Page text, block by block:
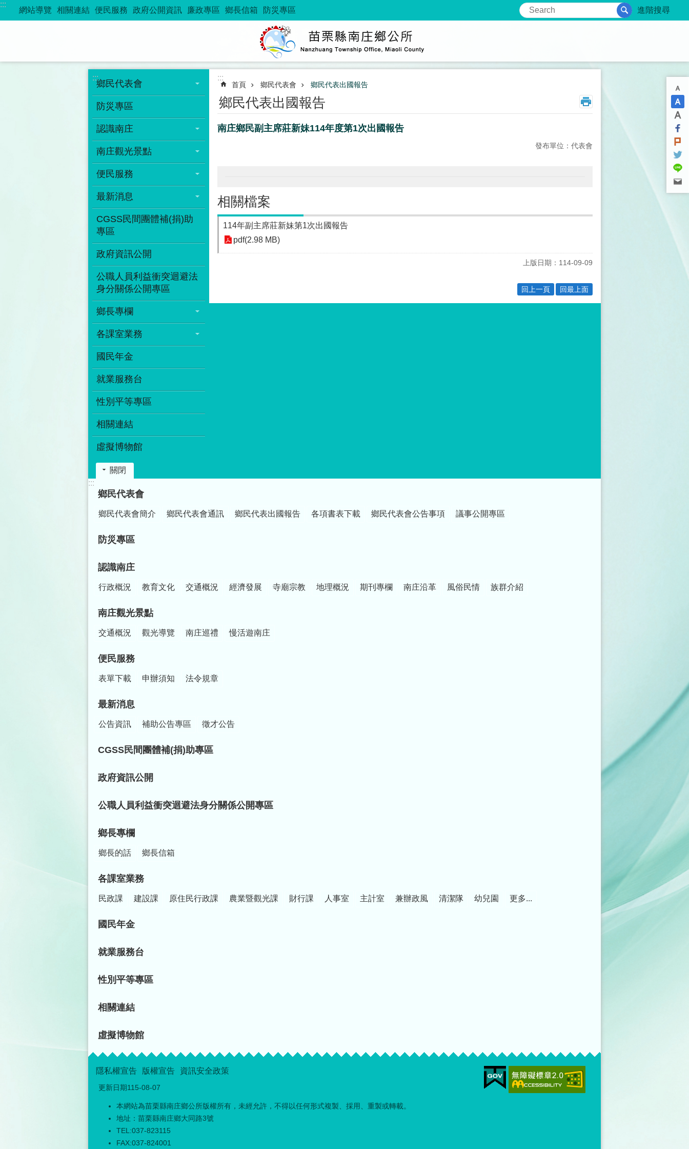
跳到主要內容區塊
:::
網站導覽 相關連結 便民服務 政府公開資訊 廉政專區 鄉長信箱 防災專區 進階搜尋
:::
鄉民代表會
防災專區
認識南庄
南庄觀光景點
便民服務
最新消息
CGSS民間團體補(捐)助
專區
政府資訊公開
公職人員利益衝突迴避法
身分關係公開專區
鄉長專欄
各課室業務
國民年金
就業服務台
性別平等專區
相關連結
虛擬博物館
:::
首頁 鄉民代表會 鄉民代表出國報告
鄉民代表出國報告
南庄鄉民副主席莊新妹114年度第1次出國報告
發布單位：代表會
相關檔案
114年副主席莊新妹第1次出國報告
pdf(2.98 MB)
上版日期：114-09-09
回上一頁 回最上面
關閉
:::
鄉民代表會
鄉民代表會簡介 鄉民代表會通訊 鄉民代表出國報告 各項書表下載 鄉民代表會公告事項 議事公開專區
防災專區
認識南庄
行政概況 教育文化 交通概況 經濟發展 寺廟宗教 地理概況 期刊專欄 南庄沿革 風俗民情 族群介紹
南庄觀光景點
交通概況 觀光導覽 南庄巡禮 慢活遊南庄
便民服務
表單下載 申辦須知 法令規章
最新消息
公告資訊 補助公告專區 徵才公告
CGSS民間團體補(捐)助專區
政府資訊公開
公職人員利益衝突迴避法身分關係公開專區
鄉長專欄
鄉長的話 鄉長信箱
各課室業務
民政課 建設課 原住民行政課 農業暨觀光課 財行課 人事室 主計室 兼辦政風 清潔隊 幼兒園 更多...
國民年金
就業服務台
性別平等專區
相關連結
虛擬博物館
隱私權宣告 版權宣告 資訊安全政策
更新日期115-08-07
本網站為苗栗縣南庄鄉公所版權所有，未經允許，不得以任何形式複製、採用、重製或轉載。
地址：苗栗縣南庄鄉大同路3號
TEL:037-823115
FAX:037-824001